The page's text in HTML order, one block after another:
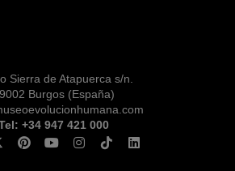
Sierra de Atapuerca s/n.
Burgos (España)
+34 947 421 000